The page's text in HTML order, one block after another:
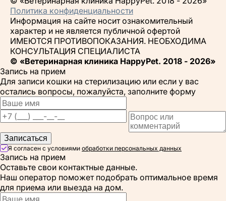
Политика конфиденциальности
Информация на сайте носит ознакомительный
характер и не является публичной офертой
ИМЕЮТСЯ ПРОТИВОПОКАЗАНИЯ. НЕОБХОДИМА
КОНСУЛЬТАЦИЯ СПЕЦИАЛИСТА
© «Ветеринарная клиника HappyPet. 2018 - 2026»
Запись на прием
Для записи кошки на стерилизацию или если у вас
остались вопросы, пожалуйста, заполните форму
Записаться
Я согласен с условиями обработки персональных данных
Запись на прием
Оставьте свои контактные данные.
Наш оператор поможет подобрать оптимальное время
для приема или выезда на дом.